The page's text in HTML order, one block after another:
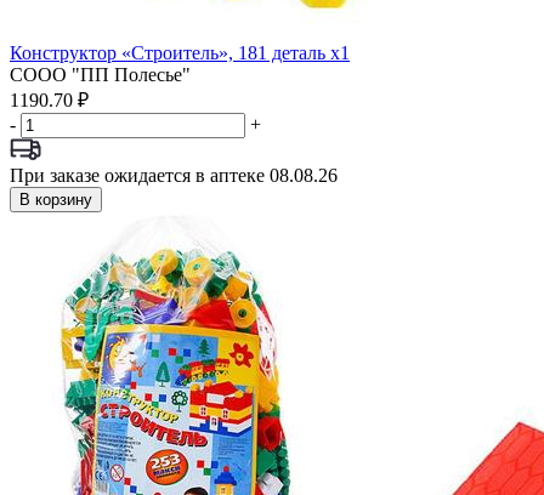
Конструктор «Строитель», 181 деталь x1
СООО "ПП Полесье"
1190.70 ₽
-
+
При заказе ожидается в аптеке 08.08.26
В корзину